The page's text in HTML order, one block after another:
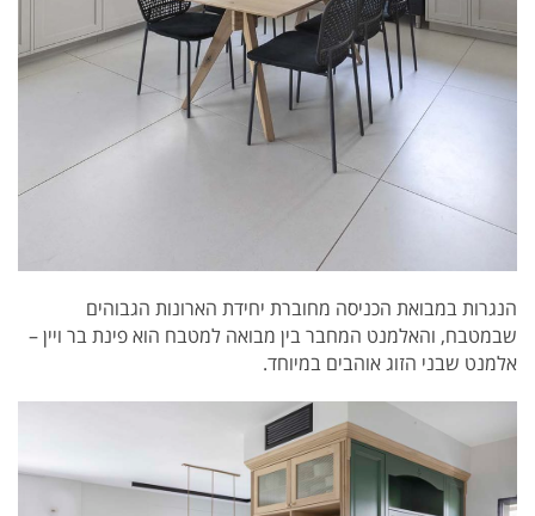
הנגרות במבואת הכניסה מחוברת יחידת הארונות הגבוהים
שבמטבח, והאלמנט המחבר בין מבואה למטבח הוא פינת בר ויין –
אלמנט שבני הזוג אוהבים במיוחד.